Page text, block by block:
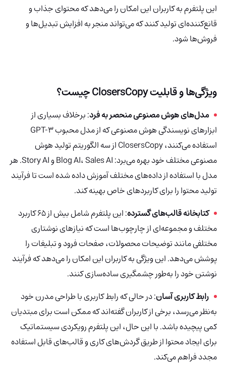
این پلتفرم به کاربران این امکان را می‌دهد که محتوای جذاب و
قانع‌کننده‌ای تولید کنند که می‌تواند منجر به افزایش تبدیل‌ها و
فروش‌ها شود.
ویژگی‌ها و قابلیتClosersCopyچیست؟
مدل‌های هوش مصنوعی منحصر به فرد: برخلاف بسیاری از
ابزارهای نویسندگی هوش مصنوعی که از مدل محبوب GPT-3
استفاده می‌کنند، ClosersCopy از سه الگوریتم تولید هوش
مصنوعی مختلف خود بهره می‌برد: Blog AI، Sales AI و Story AI. هر
مدل با استفاده از داده‌های مختلف آموزش داده شده است تا فرآیند
تولید محتوا را برای کاربردهای خاص بهینه کند.
کتابخانه قالب‌های گسترده
: این پلتفرم شامل بیش از 65 کاربرد
مختلف و مجموعه‌ای از چارچوب‌ها است که نیازهای نوشتاری
مختلفی مانند توضیحات محصولات، صفحات فرود و تبلیغات را
پوشش می‌دهد. این ویژگی به کاربران این امکان را می‌دهد که فرآیند
نوشتن خود را به‌طور چشمگیری ساده‌سازی کنند.
رابط کاربری آسان: در حالی که رابط کاربری با طراحی مدرن خود
به‌نظر می‌رسد، برخی از کاربران گفته‌اند که ممکن است برای مبتدیان
کمی پیچیده باشد. با این حال، این پلتفرم رویکردی سیستماتیک
برای ایجاد محتوا از طریق گردش‌های کاری و قالب‌های قابل استفاده
مجدد فراهم می‌کند.